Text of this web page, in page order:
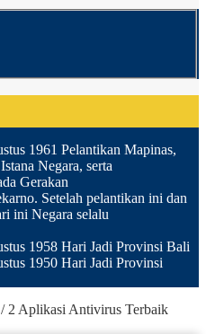
1961 Pelantikan Mapinas,
Negara, serta
Gerakan
Setelah pelantikan ini dan
ini Negara selalu
1958 Hari Jadi Provinsi Bali
1950 Hari Jadi Provinsi
/ 2 Aplikasi Antivirus Terbaik